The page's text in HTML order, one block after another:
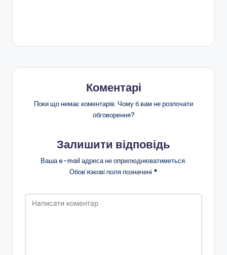
Коментарі
Поки що немає коментарів. Чому б вам не розпочати
обговорення?
Залишити відповідь
Ваша e-mail адреса не оприлюднюватиметься.
Обов’язкові поля позначені *